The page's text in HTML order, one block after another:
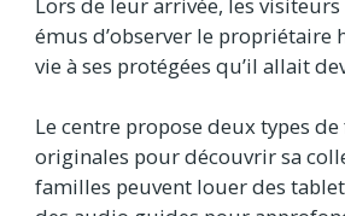
émus d’observer le propriétaire
vie à ses protégées qu’il allait
Le centre propose deux types
originales pour découvrir sa
familles peuvent louer des